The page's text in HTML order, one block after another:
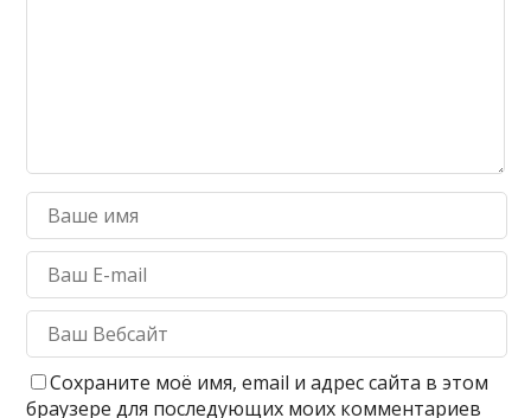
Сохраните моё имя, email и адрес сайта в этом
браузере для последующих моих комментариев